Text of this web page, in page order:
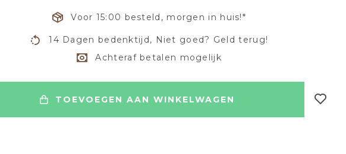
Voor 15:00 besteld, morgen in huis!*
14 Dagen bedenktijd, Niet goed? Geld terug!
Achteraf betalen mogelijk
TOEVOEGEN AAN WINKELWAGEN